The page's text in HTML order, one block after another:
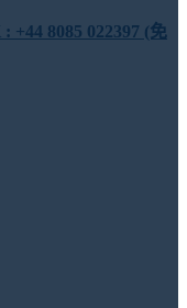
+44 8085 022397 (免